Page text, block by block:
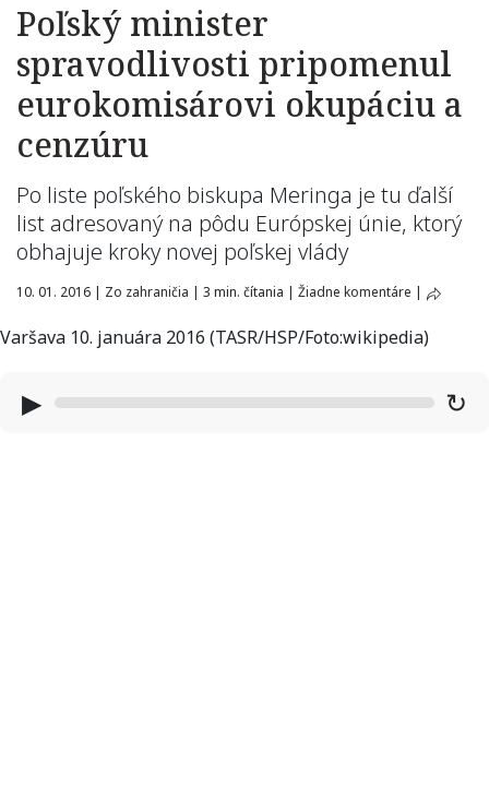
Poľský minister
spravodlivosti pripomenul
eurokomisárovi okupáciu a
cenzúru
Po liste poľského biskupa Meringa je tu ďalší
list adresovaný na pôdu Európskej únie, ktorý
obhajuje kroky novej poľskej vlády
10. 01. 2016 | Zo zahraničia | 3 min. čítania | Žiadne komentáre |
Varšava 10. januára 2016 (TASR/HSP/Foto:wikipedia)
▶ ↻